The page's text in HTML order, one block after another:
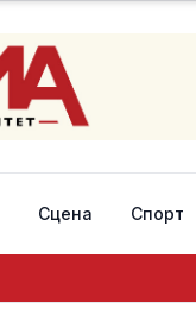
Сцена Спорт